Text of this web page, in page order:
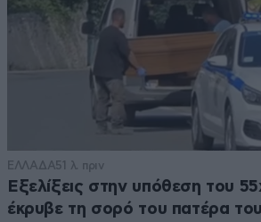
ΕΛΛΑΔΑ51 λ. πριν
Εξελίξεις στην υπόθεση του
έκρυβε τη σορό του πατέρα